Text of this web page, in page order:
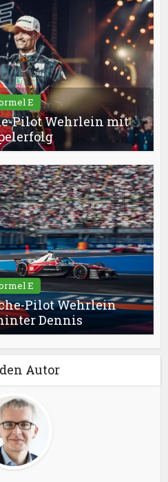
E
Pilot Wehrlein mit
E
Pilot Wehrlein
Dennis
Autor